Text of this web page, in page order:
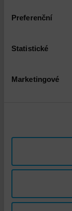
Preferenční
Statistické
Marketingové
Technický